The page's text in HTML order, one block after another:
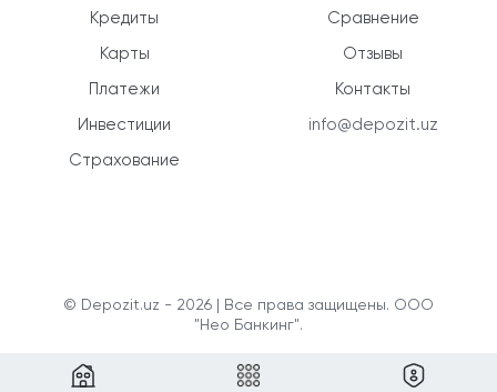
Кредиты
Карты
Платежи
Инвестиции
Страхование
Сравнение
Отзывы
Контакты
info@depozit.uz
© Depozit.uz - 2026 | Все права защищены. ООО
"Нео Банкинг".